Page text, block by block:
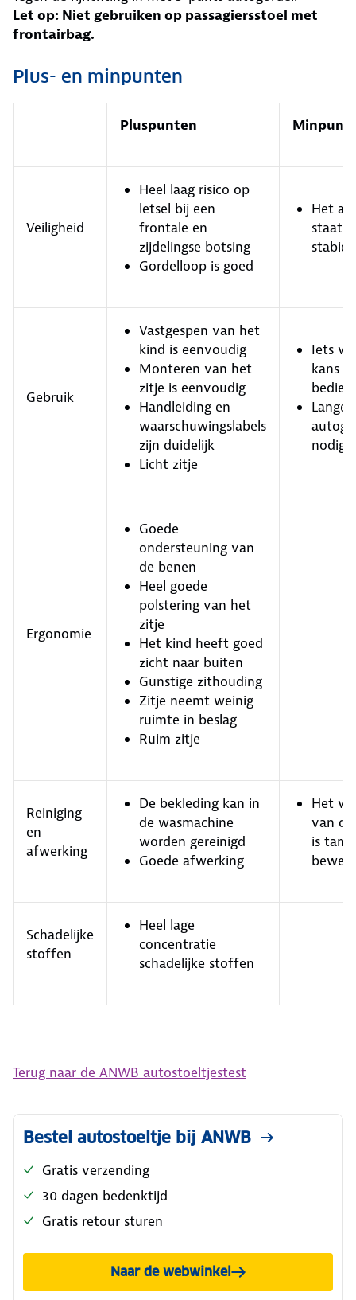
Let op: Niet gebruiken op passagiersstoel met
frontairbag.
Plus- en minpunten
Pluspunten
Veiligheid
Heel laag risico op
letsel bij een
frontale en
zijdelingse botsing
Gordelloop is goed
Het
staat
Gebruik
Vastgespen van het
kind is eenvoudig
Monteren van het
zitje is eenvoudig
Handleiding en
waarschuwingslabels
zijn duidelijk
Licht zitje
Iets
kans
Lange
nodig
Ergonomie
Goede
ondersteuning van
de benen
Heel goede
polstering van het
zitje
Het kind heeft goed
zicht naar buiten
Gunstige zithouding
Zitje neemt weinig
ruimte in beslag
Ruim zitje
Reiniging
en
afwerking
De bekleding kan in
de wasmachine
worden gereinigd
Goede afwerking
Het
van
is
Schadelijke
stoffen
Heel lage
concentratie
schadelijke stoffen
Terug naar de ANWB autostoeltjestest
Bestel autostoeltje bij ANWB
Gratis verzending
30 dagen bedenktijd
Gratis retour sturen
Naar de webwinkel